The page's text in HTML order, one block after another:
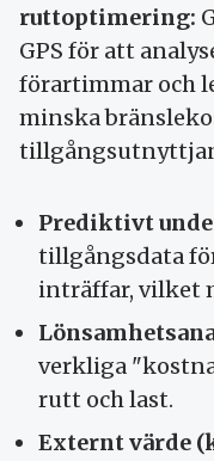
ruttoptimering:
GPS för att
förartimmar och
minska
Prediktivt
tillgångsdata
inträffar, vilket
verkliga
rutt och last.
Externt värde